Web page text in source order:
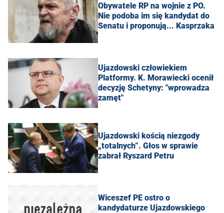
Obywatele RP na wojnie z PO.
Nie podoba im się kandydat do
Senatu i proponują... Kasprzaka
Ujazdowski człowiekiem
Platformy. K. Morawiecki ocenił
decyzję Schetyny: "wprowadza
zamęt"
Ujazdowski kością niezgody
„totalnych”. Głos w sprawie
zabrał Ryszard Petru
Wiceszef PE ostro o
kandydaturze Ujazdowskiego